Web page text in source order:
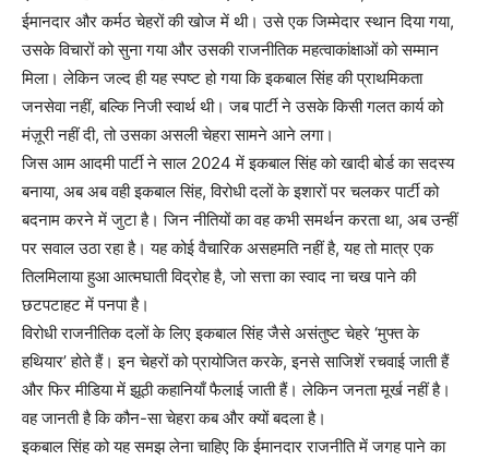
ईमानदार और कर्मठ चेहरों की खोज में थी। उसे एक जिम्मेदार स्थान दिया गया,
उसके विचारों को सुना गया और उसकी राजनीतिक महत्वाकांक्षाओं को सम्मान
मिला। लेकिन जल्द ही यह स्पष्ट हो गया कि इकबाल सिंह की प्राथमिकता
जनसेवा नहीं, बल्कि निजी स्वार्थ थी। जब पार्टी ने उसके किसी गलत कार्य को
मंज़ूरी नहीं दी, तो उसका असली चेहरा सामने आने लगा।
जिस आम आदमी पार्टी ने साल 2024 में इकबाल सिंह को खादी बोर्ड का सदस्य
बनाया, अब अब वही इकबाल सिंह, विरोधी दलों के इशारों पर चलकर पार्टी को
बदनाम करने में जुटा है। जिन नीतियों का वह कभी समर्थन करता था, अब उन्हीं
पर सवाल उठा रहा है। यह कोई वैचारिक असहमति नहीं है, यह तो मात्र एक
तिलमिलाया हुआ आत्मघाती विद्रोह है, जो सत्ता का स्वाद ना चख पाने की
छटपटाहट में पनपा है।
विरोधी राजनीतिक दलों के लिए इकबाल सिंह जैसे असंतुष्ट चेहरे ‘मुफ्त के
हथियार’ होते हैं। इन चेहरों को प्रायोजित करके, इनसे साजिशें रचवाई जाती हैं
और फिर मीडिया में झूठी कहानियाँ फैलाई जाती हैं। लेकिन जनता मूर्ख नहीं है।
वह जानती है कि कौन-सा चेहरा कब और क्यों बदला है।
इकबाल सिंह को यह समझ लेना चाहिए कि ईमानदार राजनीति में जगह पाने का